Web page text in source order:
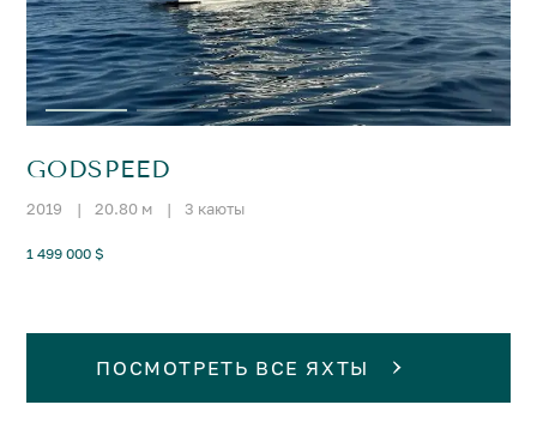
GODSPEED
2019 | 20.80 м | 3 каюты
1 499 000 $
ПОСМОТРЕТЬ ВСЕ ЯХТЫ